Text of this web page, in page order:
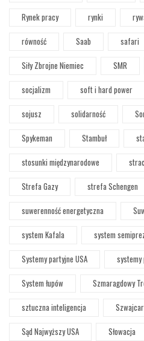
Rynek pracy
rynki
równość
Saab safari
Siły Zbrojne Niemiec
SMR
socjalizm
soft i hard power
sojusz
solidarność
Spykeman
Stambuł
stosunki międzynarodowe
Strefa Gazy
strefa Schengen
suwerenność energetyczna
system Kafala
system
Systemy partyjne USA
System łupów
Szmaragdowy
sztuczna inteligencja
Sąd Najwyższy USA
Słowacja